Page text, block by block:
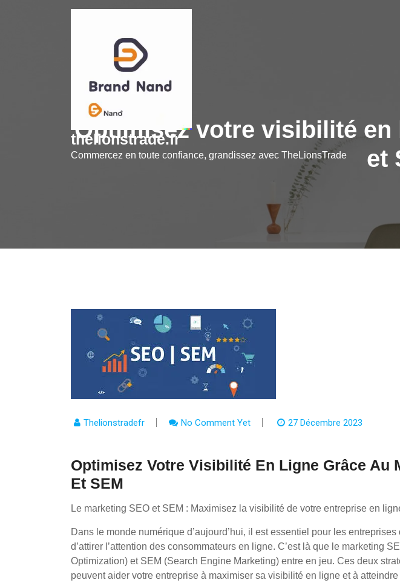
thelionstrade.fr
Commercez en toute confiance, grandissez avec TheLionsTrade
Optimisez votre visibilité en
et
Thelionstradefr No Comment Yet 27 Décembre 2023
Optimisez Votre Visibilité En Ligne Grâce Au
Et SEM
Le marketing SEO et SEM : Maximisez la visibilité de votre entreprise en
Dans le monde numérique d’aujourd’hui, il est essentiel pour les
d’attirer l’attention des consommateurs en ligne. C’est là que le marketing
Optimization) et SEM (Search Engine Marketing) entre en jeu. Ces deux
peuvent aider votre entreprise à maximiser sa visibilité en ligne et à